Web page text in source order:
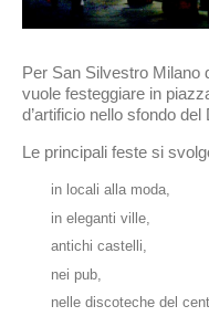
Per San Silvestro Milano
vuole festeggiare in
d’artificio nello sfondo
Le principali feste si
in locali alla moda,
in eleganti ville,
antichi castelli,
nei pub,
nelle discoteche del